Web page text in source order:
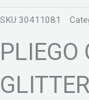
SKU 30411081
PLIEGO